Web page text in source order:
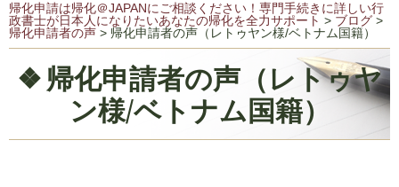
帰化申請は帰化＠JAPANにご相談ください！専門手続きに詳しい行
政書士が日本人になりたいあなたの帰化を全力サポート > ブログ >
帰化申請者の声 > 帰化申請者の声（レトゥヤン様/ベトナム国籍）
帰化申請者の声（レトゥヤ
ン様/ベトナム国籍）